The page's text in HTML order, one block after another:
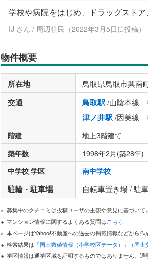
学校や病院をはじめ、ドラッグスト
IJ さん / 周辺住民（2022年3月5日に投稿）
物件概要
所在地 鳥取県鳥取市興南
交通 鳥取駅/山陰本線
津ノ井駅/因美線
階建 地上3階建て
築年数
1998年2月(築28年)
中学校 学区
南中学校
駐輪・駐車場 自転車置き場 / 駐
募集中のクチコミは投稿ユーザの主観や意見に基づい
マンション情報に関するよくある質問はこちら
本ページはYahoo!不動産への過去の掲載情報などから
検索結果は 「国土数値情報（小学校区データ）」（国土
学区情報は通学区域を証明するものではありません。